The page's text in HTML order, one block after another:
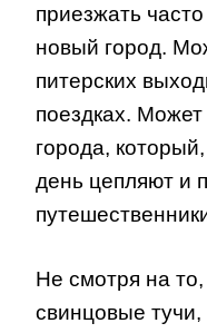
приезжать
новый город.
питерских
поездках. Может
города,
день цепляют и
Не смотря на то,
свинцовые